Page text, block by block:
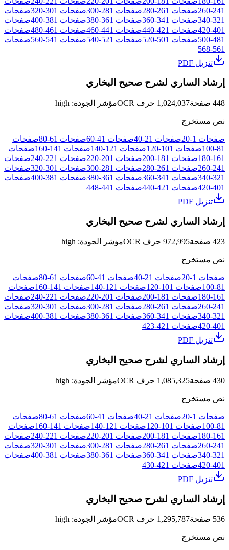
241
-
260صفحات 261
-
280صفحات 281
-
300صفحات 301
-
320صفحات
321
-
340صفحات 341
-
360صفحات 361
-
380صفحات 381
-
400صفحات
401
-
420صفحات 421
-
440صفحات 441
-
460صفحات 461
-
480صفحات
481
-
500صفحات 501
-
520صفحات 521
-
540صفحات 541
-
560صفحات
561
-
568
تنزيل PDF
إرشاد الساري لشرح صحيح البخاري
448 صفحة1,024,037 حرف OCR مؤشر الجودة:
high
نص مستخرج
صفحات 1
-
20صفحات 21
-
40صفحات 41
-
60صفحات 61
-
80صفحات
81
-
100صفحات 101
-
120صفحات 121
-
140صفحات 141
-
160صفحات
161
-
180صفحات 181
-
200صفحات 201
-
220صفحات 221
-
240صفحات
241
-
260صفحات 261
-
280صفحات 281
-
300صفحات 301
-
320صفحات
321
-
340صفحات 341
-
360صفحات 361
-
380صفحات 381
-
400صفحات
401
-
420صفحات 421
-
440صفحات 441
-
448
تنزيل PDF
إرشاد الساري لشرح صحيح البخاري
423 صفحة972,995 حرف OCR مؤشر الجودة:
high
نص مستخرج
صفحات 1
-
20صفحات 21
-
40صفحات 41
-
60صفحات 61
-
80صفحات
81
-
100صفحات 101
-
120صفحات 121
-
140صفحات 141
-
160صفحات
161
-
180صفحات 181
-
200صفحات 201
-
220صفحات 221
-
240صفحات
241
-
260صفحات 261
-
280صفحات 281
-
300صفحات 301
-
320صفحات
321
-
340صفحات 341
-
360صفحات 361
-
380صفحات 381
-
400صفحات
401
-
420صفحات 421
-
423
تنزيل PDF
إرشاد الساري لشرح صحيح البخاري
430 صفحة1,085,325 حرف OCR مؤشر الجودة:
high
نص مستخرج
صفحات 1
-
20صفحات 21
-
40صفحات 41
-
60صفحات 61
-
80صفحات
81
-
100صفحات 101
-
120صفحات 121
-
140صفحات 141
-
160صفحات
161
-
180صفحات 181
-
200صفحات 201
-
220صفحات 221
-
240صفحات
241
-
260صفحات 261
-
280صفحات 281
-
300صفحات 301
-
320صفحات
321
-
340صفحات 341
-
360صفحات 361
-
380صفحات 381
-
400صفحات
401
-
420صفحات 421
-
430
تنزيل PDF
إرشاد الساري لشرح صحيح البخاري
536 صفحة1,295,787 حرف OCR مؤشر الجودة:
high
نص مستخرج